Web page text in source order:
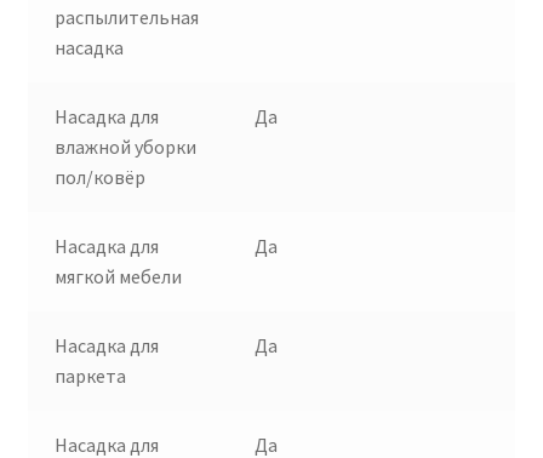
распылительная
насадка
Насадка для
влажной уборки
пол/ковёр
Да
Насадка для
мягкой мебели
Да
Насадка для
паркета
Да
Насадка для
Да